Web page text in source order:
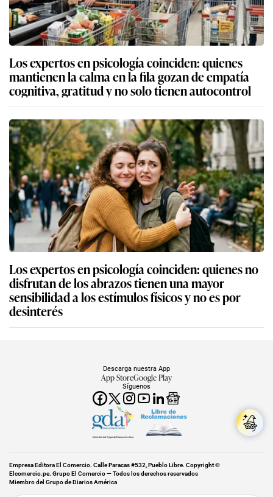
Los expertos en psicología coinciden: quienes
mantienen la calma en la fila gozan de empatía
cognitiva, gratitud y no solo tienen autocontrol
Los expertos en psicología coinciden: quienes no
disfrutan de los abrazos tienen una mayor
sensibilidad a los estímulos físicos y no es por
desinterés
Síguenos
Descarga nuestra App
App StoreGoogle Play
Miembro del Grupo de Diarios América
Empresa Editora El Comercio. Calle Paracas #532, Pueblo Libre. Copyright ©
Elcomercio.pe. Grupo El Comercio — Todos los derechos reservados
Miembro del Grupo de Diarios América